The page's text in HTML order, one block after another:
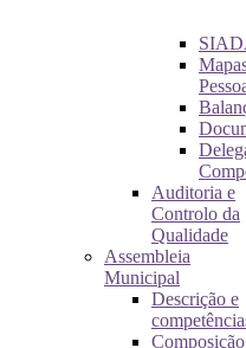
Auditoria e
Controlo da
Qualidade
Assembleia
Municipal
Descrição e
Composição